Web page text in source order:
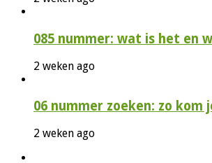
085 nummer: wat is het en
2 weken ago
06 nummer zoeken: zo kom
2 weken ago